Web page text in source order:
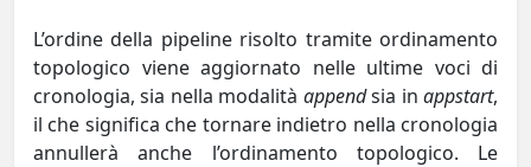
L’ordine della pipeline risolto tramite ordinamento
topologico viene aggiornato nelle ultime voci di
cronologia, sia nella modalità appendsia inappstart,
il che significa che tornare indietro nella cronologia
annullerà anche l’ordinamento topologico. Le